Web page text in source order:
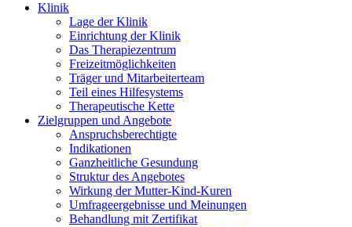
Klinik
Lage der Klinik
Einrichtung der Klinik
Das Therapiezentrum
Freizeitmöglichkeiten
Träger und Mitarbeiterteam
Teil eines Hilfesystems
Therapeutische Kette
Zielgruppen und Angebote
Anspruchsberechtigte
Indikationen
Ganzheitliche Gesundung
Struktur des Angebotes
Wirkung der Mutter-Kind-Kuren
Umfrageergebnisse und Meinungen
Behandlung mit Zertifikat